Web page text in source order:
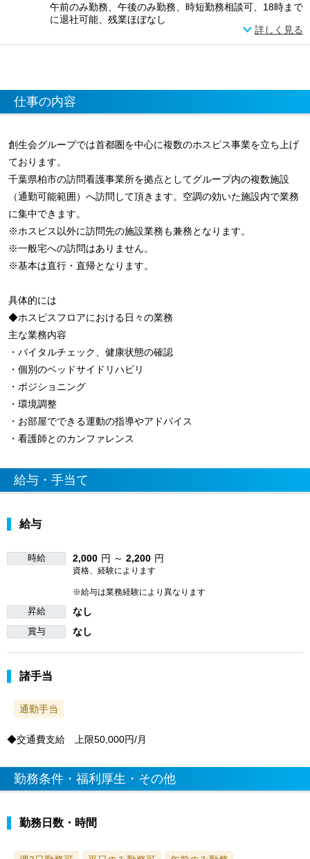
午前のみ勤務、午後のみ勤務、時短勤務相談可、18時まで
に退社可能、残業ほぼなし
詳しく見る
仕事の内容
創生会グループでは首都圏を中心に複数のホスピス事業を立ち上げ
ております。
千葉県柏市の訪問看護事業所を拠点としてグループ内の複数施設
（通勤可能範囲）へ訪問して頂きます。空調の効いた施設内で業務
に集中できます。
※ホスピス以外に訪問先の施設業務も兼務となります。
※一般宅への訪問はありません。
※基本は直行・直帰となります。
具体的には
◆ホスピスフロアにおける日々の業務
主な業務内容
・バイタルチェック、健康状態の確認
・個別のベッドサイドリハビリ
・ポジショニング
・環境調整
・お部屋でできる運動の指導やアドバイス
・看護師とのカンファレンス
給与・手当て
給与
時給 2,000 円 ～ 2,200 円
資格、経験によります
※給与は業務経験により異なります
昇給 なし
賞与 なし
諸手当
通勤手当
◆交通費支給 上限50,000円/月
勤務条件・福利厚生・その他
勤務日数・時間